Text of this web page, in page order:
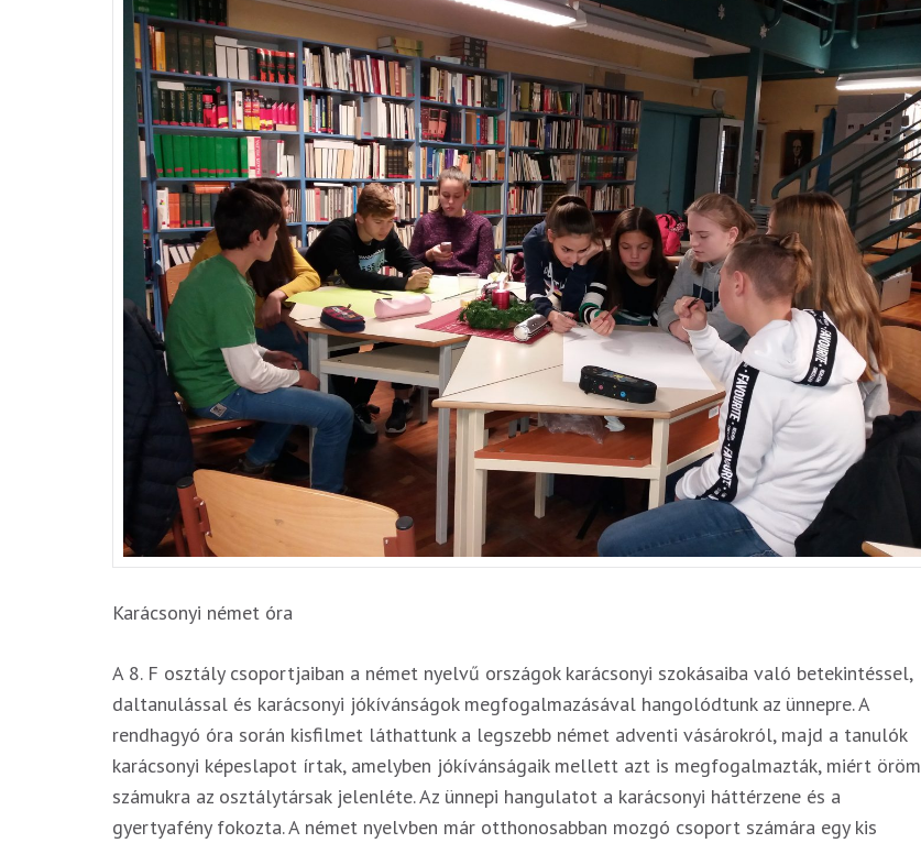
Karácsonyi német óra
A 8. F osztály csoportjaiban a német nyelvű országok karácsonyi szokásaiba való betekintéssel,
daltanulással és karácsonyi jókívánságok megfogalmazásával hangolódtunk az ünnepre. A
rendhagyó óra során kisfilmet láthattunk a legszebb német adventi vásárokról, majd a tanulók
karácsonyi képeslapot írtak, amelyben jókívánságaik mellett azt is megfogalmazták, miért öröm
számukra az osztálytársak jelenléte. Az ünnepi hangulatot a karácsonyi háttérzene és a
gyertyafény fokozta. A német nyelvben már otthonosabban mozgó csoport számára egy kis